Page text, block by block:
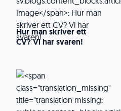
Hur man skriver ett
CV? Vi har svaren!